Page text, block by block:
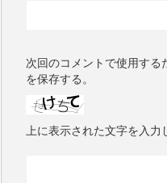
次回のコメントで使用する
を保存する。
上に表示された文字を入力